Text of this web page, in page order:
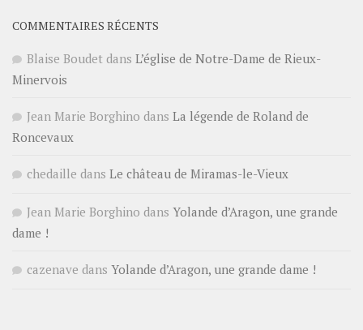
COMMENTAIRES RÉCENTS
Blaise Boudet dans L’église de Notre-Dame de Rieux-
Minervois
Jean Marie Borghino dans La légende de Roland de
Roncevaux
chedaille dans Le château de Miramas-le-Vieux
Jean Marie Borghino dans Yolande d’Aragon, une grande
dame !
cazenave dans Yolande d’Aragon, une grande dame !